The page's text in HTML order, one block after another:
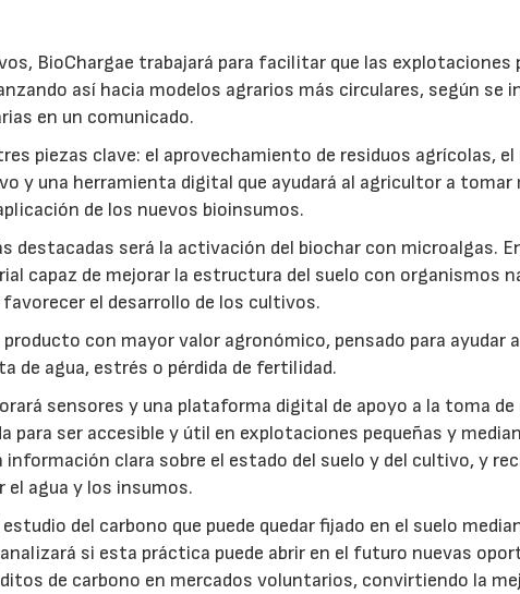
BioChargae trabajará para facilitar que las explotaciones
así hacia modelos agrarios más circulares, según se
en un comunicado.
piezas clave: el aprovechamiento de residuos agrícolas,
y una herramienta digital que ayudará al agricultor a tomar
de los nuevos bioinsumos.
destacadas será la activación del biochar con microalgas.
capaz de mejorar la estructura del suelo con organismos
el desarrollo de los cultivos.
producto con mayor valor agronómico, pensado para
de agua, estrés o pérdida de fertilidad.
sensores y una plataforma digital de apoyo a la toma
para ser accesible y útil en explotaciones pequeñas y
clara sobre el estado del suelo y del cultivo, y
agua y los insumos.
del carbono que puede quedar fijado en el suelo
si esta práctica puede abrir en el futuro nuevas
de carbono en mercados voluntarios, convirtiendo la